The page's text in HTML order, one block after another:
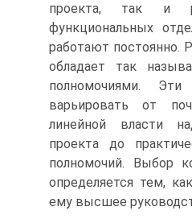
проекта, так и
функциональных
работают постоянно.
обладает так
полномочиями.
варьировать от
линейной власти
проекта до
полномочий. Выбор
определяется тем,
ему высшее